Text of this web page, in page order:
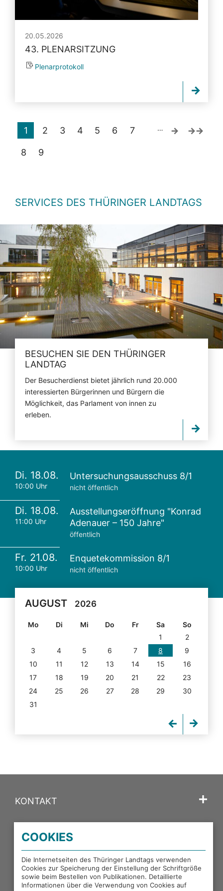
20.05.2026
43. PLENARSITZUNG
Plenarprotokoll
1 2 3 4 5 6 7
8 9
…
SERVICES DES THÜRINGER LANDTAGS
BESUCHEN SIE DEN THÜRINGER
LANDTAG
Der Besucherdienst bietet jährlich rund 20.000
interessierten Bürgerinnen und Bürgern die
Möglichkeit, das Parlament von innen zu
erleben.
Di. 18.08.
10:00 Uhr
Untersuchungsausschuss 8/1
nicht öffentlich
Di. 18.08.
11:00 Uhr
Ausstellungseröffnung "Konrad
Adenauer – 150 Jahre"
öffentlich
Fr. 21.08.
10:00 Uhr
Enquetekommission 8/1
nicht öffentlich
AUGUST 2026
Mo Di Mi Do Fr Sa
So
1
2
3
4 5 6 7 8
9
10
11 12 13 14 15
16
17
18 19 20 21 22
23
24
25 26 27 28 29
30
31
KONTAKT
PORTALE DES THÜRINGER LANDTAGS
EXTERNE LINKS
COOKIES
Die Internetseiten des Thüringer Landtags verwenden
Cookies zur Speicherung der Einstellung der Schriftgröße
sowie beim Bestellen von Publikationen. Detaillierte
Informationen über die Verwendung von Cookies auf